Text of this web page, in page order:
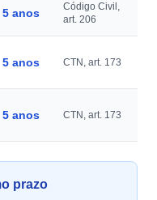
5 anos
Código Civil,
art. 206
5 anos CTN, art. 173
5 anos CTN, art. 173
prazo